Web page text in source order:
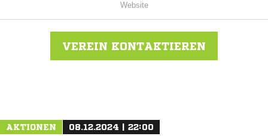
Website
VEREIN KONTAKTIEREN
AKTIONEN 08.12.2024 | 22:00